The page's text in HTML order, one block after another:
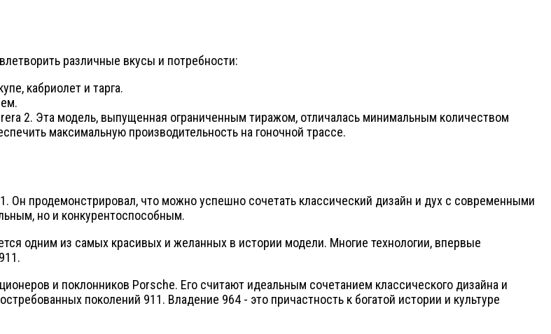
различные вкусы и потребности:
кабриолет и тарга.
2. Эта модель, выпущенная ограниченным тиражом, отличалась минимальным количеством
максимальную производительность на гоночной трассе.
Он продемонстрировал, что можно успешно сочетать классический дизайн и дух с современными
но и конкурентоспособным.
одним из самых красивых и желанных в истории модели. Многие технологии, впервые
и поклонников Porsche. Его считают идеальным сочетанием классического дизайна и
поколений 911. Владение 964 - это причастность к богатой истории и культуре